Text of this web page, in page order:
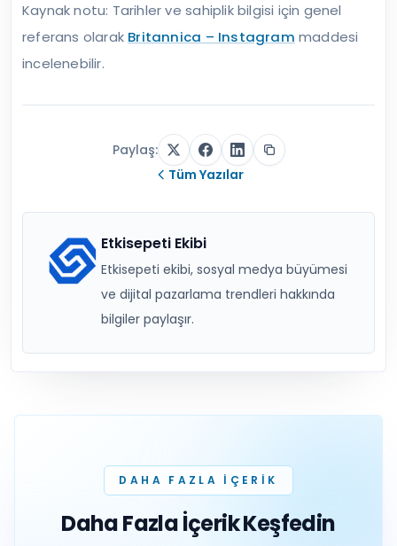
Kaynak notu: Tarihler ve sahiplik bilgisi için genel
referans olarak Britannica – Instagram maddesi
incelenebilir.
Paylaş:
Tüm Yazılar
Etkisepeti Ekibi
Etkisepeti ekibi, sosyal medya büyümesi
ve dijital pazarlama trendleri hakkında
bilgiler paylaşır.
DAHA FAZLA IÇERIK
Daha Fazla İçerik Keşfedin